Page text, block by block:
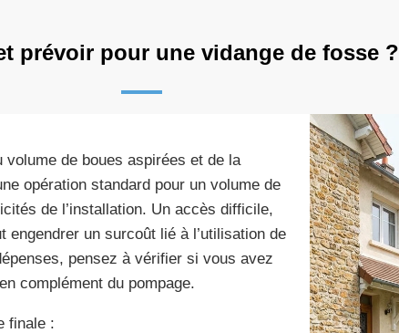
prévoir pour une vidange de fosse ?
volume de boues aspirées et de la
opération standard pour un volume de
de l’installation. Un accès difficile,
un surcoût lié à l’utilisation de
pensez à vérifier si vous avez
en complément du pompage.
finale :